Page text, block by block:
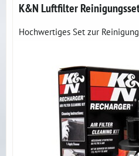
K&N Luftfilter
Hochwertiges Set zur